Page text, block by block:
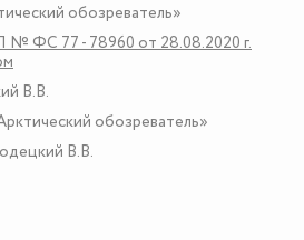
обозреватель»
№ ФС 77 - 78960 от 28.08.2020 г.
В.В.
обозреватель»
В.В.